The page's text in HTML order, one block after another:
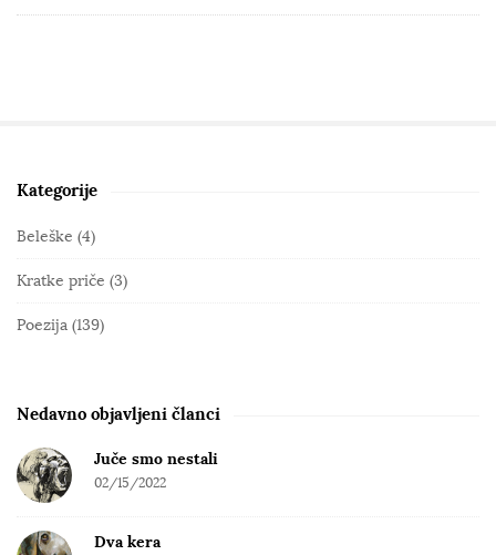
S
i
e
S
e
a
r
Kategorije
Beleške (4)
Kratke priče (3)
Poezija (139)
Nedavno objavljeni članci
Juče smo nestali
02/15/2022
Dva kera